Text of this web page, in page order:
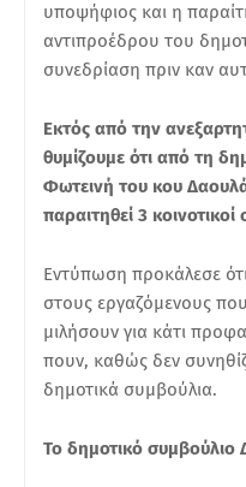
υποψήφιος και η
αντιπροέδρου του
συνεδρίαση πριν καν
Εκτός από την
θυμίζουμε ότι από τη
Φωτεινή του κου
παραιτηθεί 3
Εντύπωση προκάλεσε
στους εργαζόμενους
μιλήσουν για κάτι
πουν, καθώς δεν
δημοτικά συμβούλια.
Το δημοτικό συμβούλιο